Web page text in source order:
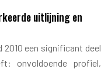
uitlijning en
2010 een significant deel
onvoldoende profiel,